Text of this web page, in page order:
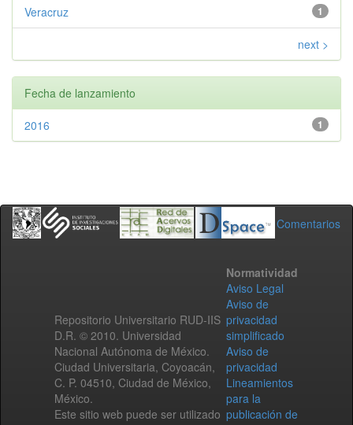
1
Veracruz
next >
Fecha de lanzamiento
1
2016
Comentarios
Repositorio Universitario RUD-IIS
D.R. © 2010. Universidad
Nacional Autónoma de México.
Ciudad Universitaria, Coyoacán,
C. P. 04510, Ciudad de México,
México.
Este sitio web puede ser utilizado
Normatividad
Aviso Legal
Aviso de
privacidad
simplificado
Aviso de
privacidad
Lineamientos
para la
publicación de